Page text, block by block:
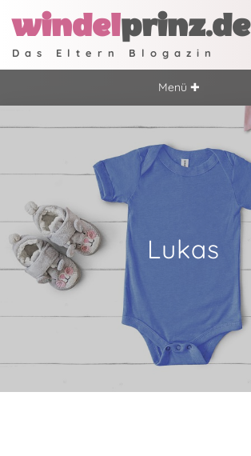
windelprinz.de
Das Eltern Blogazin
Menü ✚
Lukas